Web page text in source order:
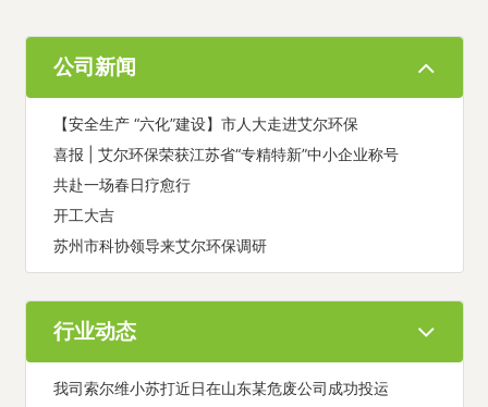
公司新闻
【安全生产 “六化”建设】市人大走进艾尔环保
喜报 | 艾尔环保荣获江苏省“专精特新”中小企业称号
共赴一场春日疗愈行
开工大吉
苏州市科协领导来艾尔环保调研
行业动态
我司索尔维小苏打近日在山东某危废公司成功投运